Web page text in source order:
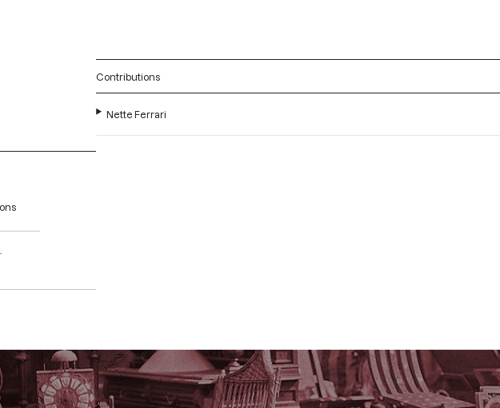
Contributions
Nette Ferrari